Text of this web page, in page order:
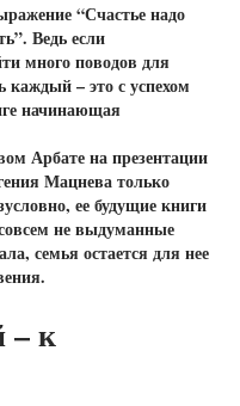
“Счастье надо
Ведь если
много поводов для
– это с успехом
начинающая
Арбате на презентации
Мацнева только
ее будущие книги
не выдуманные
семья остается для нее
– к